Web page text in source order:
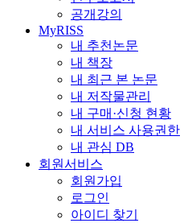
공개강의
MyRISS
내 추천논문
내 책장
내 최근 본 논문
내 저작물관리
내 구매·신청 현황
내 서비스 사용권한
내 관심 DB
회원서비스
회원가입
로그인
아이디 찾기